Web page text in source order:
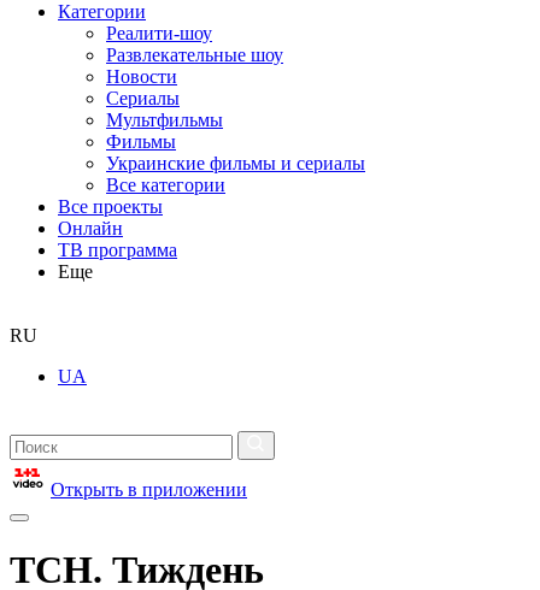
Категории
Реалити-шоу
Развлекательные шоу
Новости
Сериалы
Мультфильмы
Фильмы
Украинские фильмы и сериалы
Все категории
Все проекты
Онлайн
ТВ программа
Еще
RU
UA
Открыть в приложении
ТСН. Тиждень